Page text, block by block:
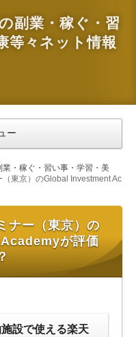
副業・稼ぐ・習
等々ネット情報
ー
・稼ぐ・習い事・学習・美
東京）のGlobal Investment Ac
ナー（東京）の
が評価
設で使える楽天